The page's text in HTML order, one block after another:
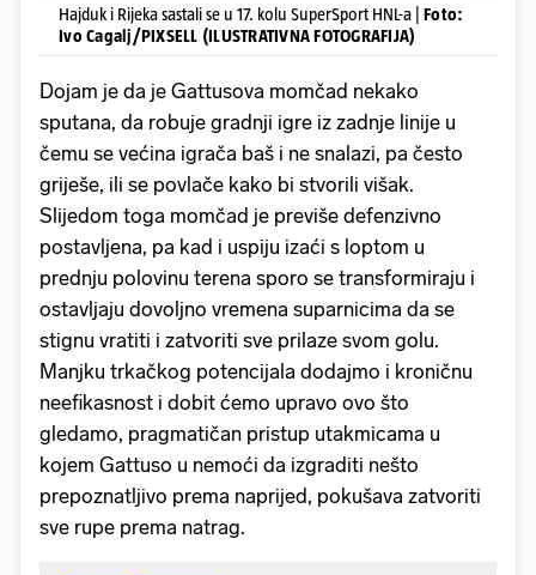
Hajduk i Rijeka sastali se u 17. kolu SuperSport HNL-a | Foto:
Ivo Cagalj/PIXSELL (ILUSTRATIVNA FOTOGRAFIJA)
Dojam je da je Gattusova momčad nekako
sputana, da robuje gradnji igre iz zadnje linije u
čemu se većina igrača baš i ne snalazi, pa često
griješe, ili se povlače kako bi stvorili višak.
Slijedom toga momčad je previše defenzivno
postavljena, pa kad i uspiju izaći s loptom u
prednju polovinu terena sporo se transformiraju i
ostavljaju dovoljno vremena suparnicima da se
stignu vratiti i zatvoriti sve prilaze svom golu.
Manjku trkačkog potencijala dodajmo i kroničnu
neefikasnost i dobit ćemo upravo ovo što
gledamo, pragmatičan pristup utakmicama u
kojem Gattuso u nemoći da izgraditi nešto
prepoznatljivo prema naprijed, pokušava zatvoriti
sve rupe prema natrag.